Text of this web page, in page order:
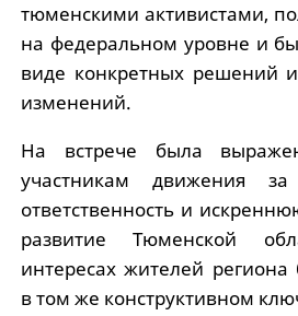
тюменскими активистами,
на федеральном уровне и
виде конкретных решений
изменений.
На встрече была
участникам движения за
ответственность и
развитие Тюменской
интересах жителей
в том же конструктивном